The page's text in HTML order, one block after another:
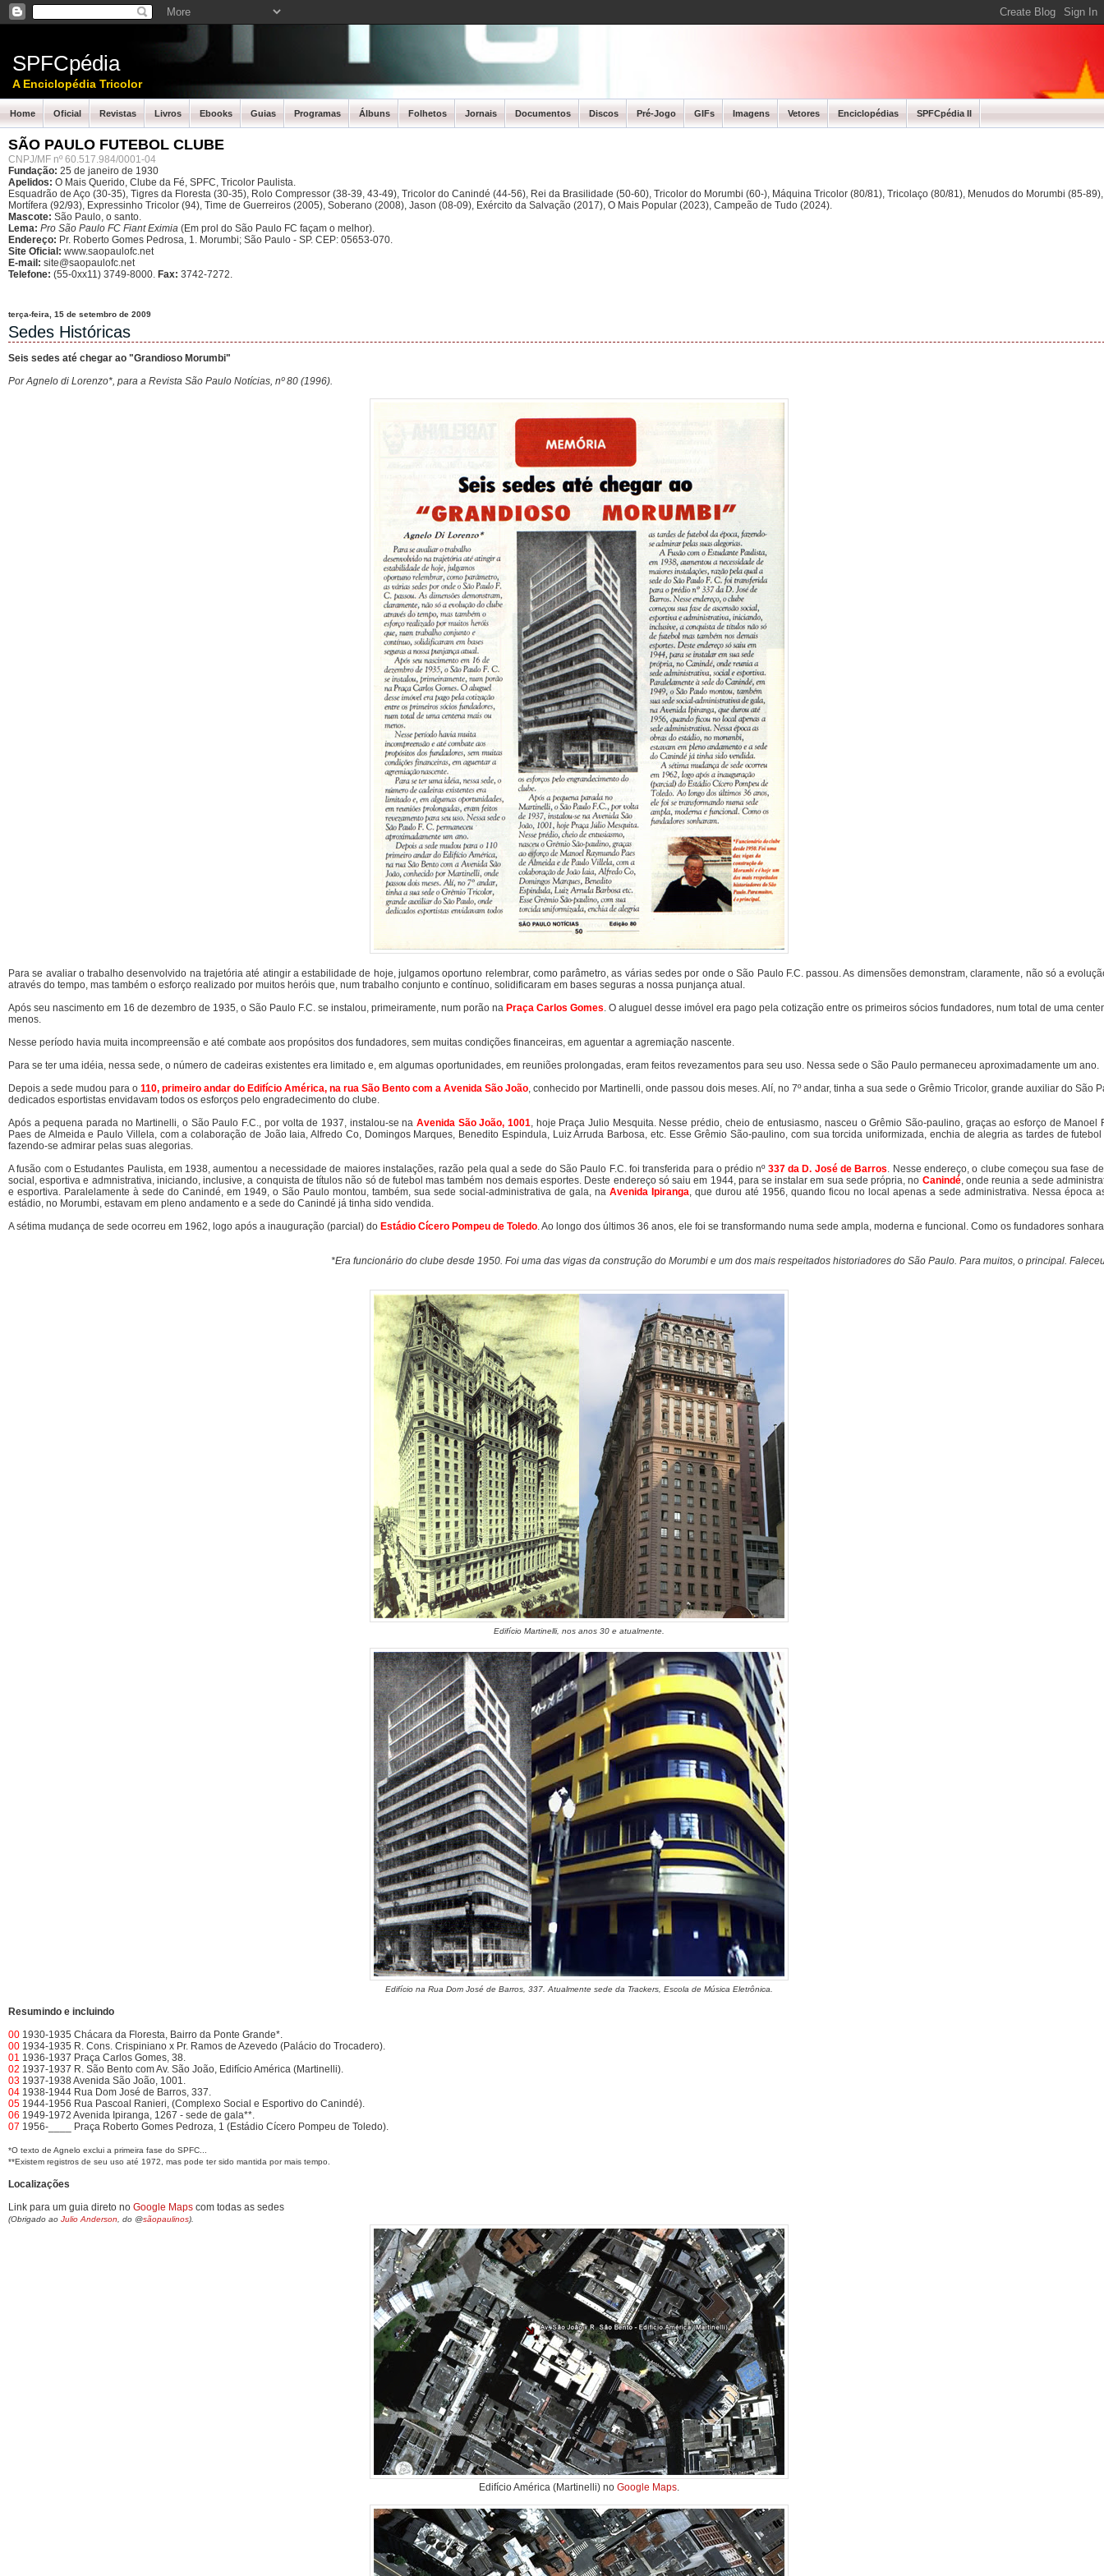
SPFCpédia
A Enciclopédia Tricolor
Home Oficial Revistas Livros Ebooks Guias Programas Álbuns Folhetos Jornais Documentos Discos Pré-Jogo GIFs Imagens Vetores Enciclopédias SPFCpédia II
SÃO PAULO FUTEBOL CLUBE
CNPJ/MF nº 60.517.984/0001-04
Fundação: 25 de janeiro de 1930
Apelidos: O Mais Querido, Clube da Fé, SPFC, Tricolor Paulista.
Esquadrão de Aço (30-35), Tigres da Floresta (30-35), Rolo Compressor (38-39, 43-49), Tricolor do Canindé (44-56), Rei da Brasilidade (50-60), Tricolor do Morumbi (60-), Máquina Tricolor (80/81), Tricolaço (80/81), Menudos do Morumbi (85-
Mortífera (92/93), Expressinho Tricolor (94), Time de Guerreiros (2005), Soberano (2008), Jason (08-09), Exército da Salvação (2017), O Mais Popular (2023), Campeão de Tudo (2024).
Mascote: São Paulo, o santo.
Lema: Pro São Paulo FC Fiant Eximia (Em prol do São Paulo FC façam o melhor).
Endereço: Pr. Roberto Gomes Pedrosa, 1. Morumbi; São Paulo - SP. CEP: 05653-070.
Site Oficial: www.saopaulofc.net
E-mail: site@saopaulofc.net
Telefone: (55-0xx11) 3749-8000. Fax: 3742-7272.
terça-feira, 15 de setembro de 2009
Sedes Históricas
Seis sedes até chegar ao "Grandioso Morumbi"
Por Agnelo di Lorenzo*, para a Revista São Paulo Notícias, nº 80 (1996).
Para se avaliar o trabalho desenvolvido na trajetória até atingir a estabilidade de hoje, julgamos oportuno relembrar, como parâmetro, as várias sedes por onde o São Paulo F.C. passou. As dimensões demonstram, claramente, não só a
através do tempo, mas também o esforço realizado por muitos heróis que, num trabalho conjunto e contínuo, solidificaram em bases seguras a nossa punjança atual.
Após seu nascimento em 16 de dezembro de 1935, o São Paulo F.C. se instalou, primeiramente, num porão na Praça Carlos Gomes. O aluguel desse imóvel era pago pela cotização entre os primeiros sócios fundadores, num total de uma
menos.
Nesse período havia muita incompreensão e até combate aos propósitos dos fundadores, sem muitas condições financeiras, em aguentar a agremiação nascente.
Para se ter uma idéia, nessa sede, o número de cadeiras existentes era limitado e, em algumas oportunidades, em reuniões prolongadas, eram feitos revezamentos para seu uso. Nessa sede o São Paulo permaneceu aproximadamente um ano.
Depois a sede mudou para o 110, primeiro andar do Edifício América, na rua São Bento com a Avenida São João, conhecido por Martinelli, onde passou dois meses. Alí, no 7º andar, tinha a sua sede o Grêmio Tricolor, grande auxiliar do São
dedicados esportistas envidavam todos os esforços pelo engradecimento do clube.
Após a pequena parada no Martinelli, o São Paulo F.C., por volta de 1937, instalou-se na Avenida São João, 1001, hoje Praça Julio Mesquita. Nesse prédio, cheio de entusiasmo, nasceu o Grêmio São-paulino, graças ao esforço de Manoel
Paes de Almeida e Paulo Villela, com a colaboração de João Iaia, Alfredo Co, Domingos Marques, Benedito Espindula, Luiz Arruda Barbosa, etc. Esse Grêmio São-paulino, com sua torcida uniformizada, enchia de alegria as tardes de
fazendo-se admirar pelas suas alegorias.
A fusão com o Estudantes Paulista, em 1938, aumentou a necessidade de maiores instalações, razão pela qual a sede do São Paulo F.C. foi transferida para o prédio nº 337 da D. José de Barros. Nesse endereço, o clube começou sua fase
social, esportiva e admnistrativa, iniciando, inclusive, a conquista de títulos não só de futebol mas também nos demais esportes. Deste endereço só saiu em 1944, para se instalar em sua sede própria, no Canindé, onde reunia a sede
e esportiva. Paralelamente à sede do Canindé, em 1949, o São Paulo montou, também, sua sede social-administrativa de gala, na Avenida Ipiranga, que durou até 1956, quando ficou no local apenas a sede administrativa. Nessa época
estádio, no Morumbi, estavam em pleno andamento e a sede do Canindé já tinha sido vendida.
A sétima mudança de sede ocorreu em 1962, logo após a inauguração (parcial) do Estádio Cícero Pompeu de Toledo. Ao longo dos últimos 36 anos, ele foi se transformando numa sede ampla, moderna e funcional. Como os fundadores
*Era funcionário do clube desde 1950. Foi uma das vigas da construção do Morumbi e um dos mais respeitados historiadores do São Paulo. Para muitos, o principal.
Edifício Martinelli, nos anos 30 e atualmente.
Edifício na Rua Dom José de Barros, 337. Atualmente sede da Trackers, Escola de Música Eletrônica.
Resumindo e incluindo
00 1930-1935 Chácara da Floresta, Bairro da Ponte Grande*.
00 1934-1935 R. Cons. Crispiniano x Pr. Ramos de Azevedo (Palácio do Trocadero).
01 1936-1937 Praça Carlos Gomes, 38.
02 1937-1937 R. São Bento com Av. São João, Edifício América (Martinelli).
03 1937-1938 Avenida São João, 1001.
04 1938-1944 Rua Dom José de Barros, 337.
05 1944-1956 Rua Pascoal Ranieri, (Complexo Social e Esportivo do Canindé).
06 1949-1972 Avenida Ipiranga, 1267 - sede de gala**.
07 1956-____ Praça Roberto Gomes Pedroza, 1 (Estádio Cícero Pompeu de Toledo).
*O texto de Agnelo exclui a primeira fase do SPFC...
**Existem registros de seu uso até 1972, mas pode ter sido mantida por mais tempo.
Localizações
Link para um guia direto no Google Maps com todas as sedes
(Obrigado ao Julio Anderson , do @sãopaulinos).
Edifício América (Martinelli) no Google Maps.